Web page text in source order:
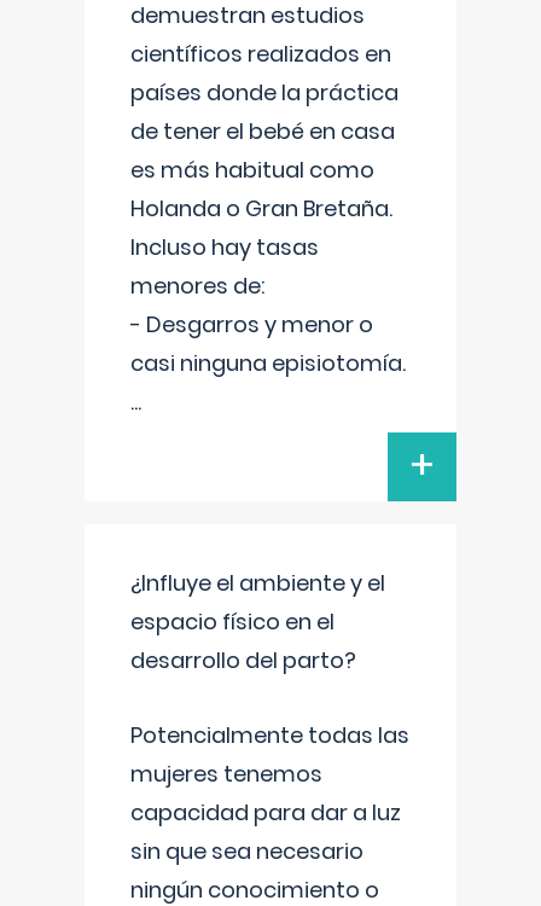
demuestran estudios
científicos realizados en
países donde la práctica
de tener el bebé en casa
es más habitual como
Holanda o Gran Bretaña.
Incluso hay tasas
menores de:
- Desgarros y menor o
casi ninguna episiotomía.
...
+
¿Influye el ambiente y el
espacio físico en el
desarrollo del parto?
Potencialmente todas las
mujeres tenemos
capacidad para dar a luz
sin que sea necesario
ningún conocimiento o